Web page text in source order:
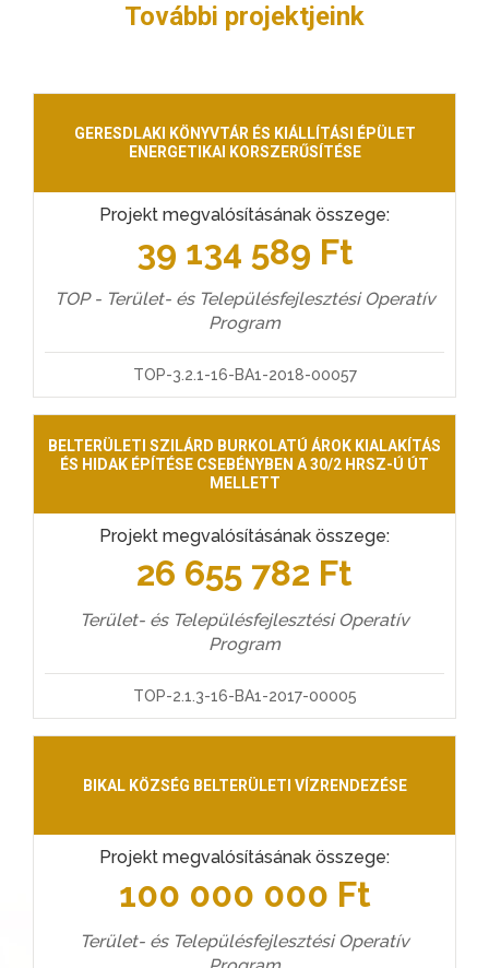
További projektjeink
GERESDLAKI KÖNYVTÁR ÉS KIÁLLÍTÁSI ÉPÜLET
ENERGETIKAI KORSZERŰSÍTÉSE
Projekt megvalósításának összege:
39 134 589 Ft
TOP - Terület- és Településfejlesztési Operatív
Program
TOP-3.2.1-16-BA1-2018-00057
BELTERÜLETI SZILÁRD BURKOLATÚ ÁROK KIALAKÍTÁS
ÉS HIDAK ÉPÍTÉSE CSEBÉNYBEN A 30/2 HRSZ-Ú ÚT
MELLETT
Projekt megvalósításának összege:
26 655 782 Ft
Terület- és Településfejlesztési Operatív
Program
TOP-2.1.3-16-BA1-2017-00005
BIKAL KÖZSÉG BELTERÜLETI VÍZRENDEZÉSE
Projekt megvalósításának összege:
100 000 000 Ft
Terület- és Településfejlesztési Operatív